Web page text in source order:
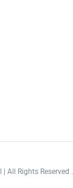
| All Rights Reserved .